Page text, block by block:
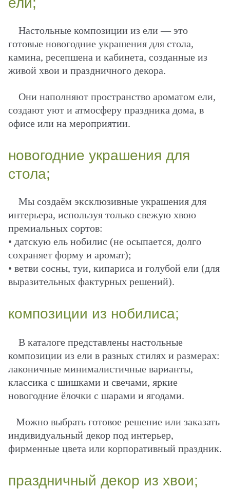
Настольные композиции из ели — это
готовые новогодние украшения для стола,
камина, ресепшена и кабинета, созданные из
живой хвои и праздничного декора.
Они наполняют пространство ароматом ели,
создают уют и атмосферу праздника дома, в
офисе или на мероприятии.
новогодние украшения для
стола;
Мы создаём эксклюзивные украшения для
интерьера, используя только свежую хвою
премиальных сортов:
• датскую ель нобилис (не осыпается, долго
сохраняет форму и аромат);
• ветви сосны, туи, кипариса и голубой ели (для
выразительных фактурных решений).
композиции из нобилиса;
В каталоге представлены настольные
композиции из ели в разных стилях и размерах:
лаконичные минималистичные варианты,
классика с шишками и свечами, яркие
новогодние ёлочки с шарами и ягодами.
Можно выбрать готовое решение или заказать
индивидуальный декор под интерьер,
фирменные цвета или корпоративный праздник.
праздничный декор из хвои;